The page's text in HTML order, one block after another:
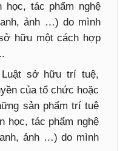
học, tác phẩm nghệ
ảnh …) do mình
hữu một cách hợp
sở hữu trí tuệ,
của tổ chức hoặc
sản phẩm trí tuệ
học, tác phẩm nghệ
ảnh …) do mình